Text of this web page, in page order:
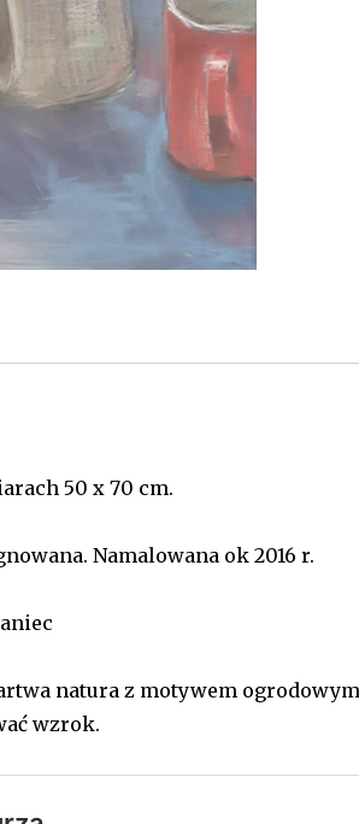
50 x 70 cm.
Namalowana ok 2016 r.
natura z motywem
wzrok.